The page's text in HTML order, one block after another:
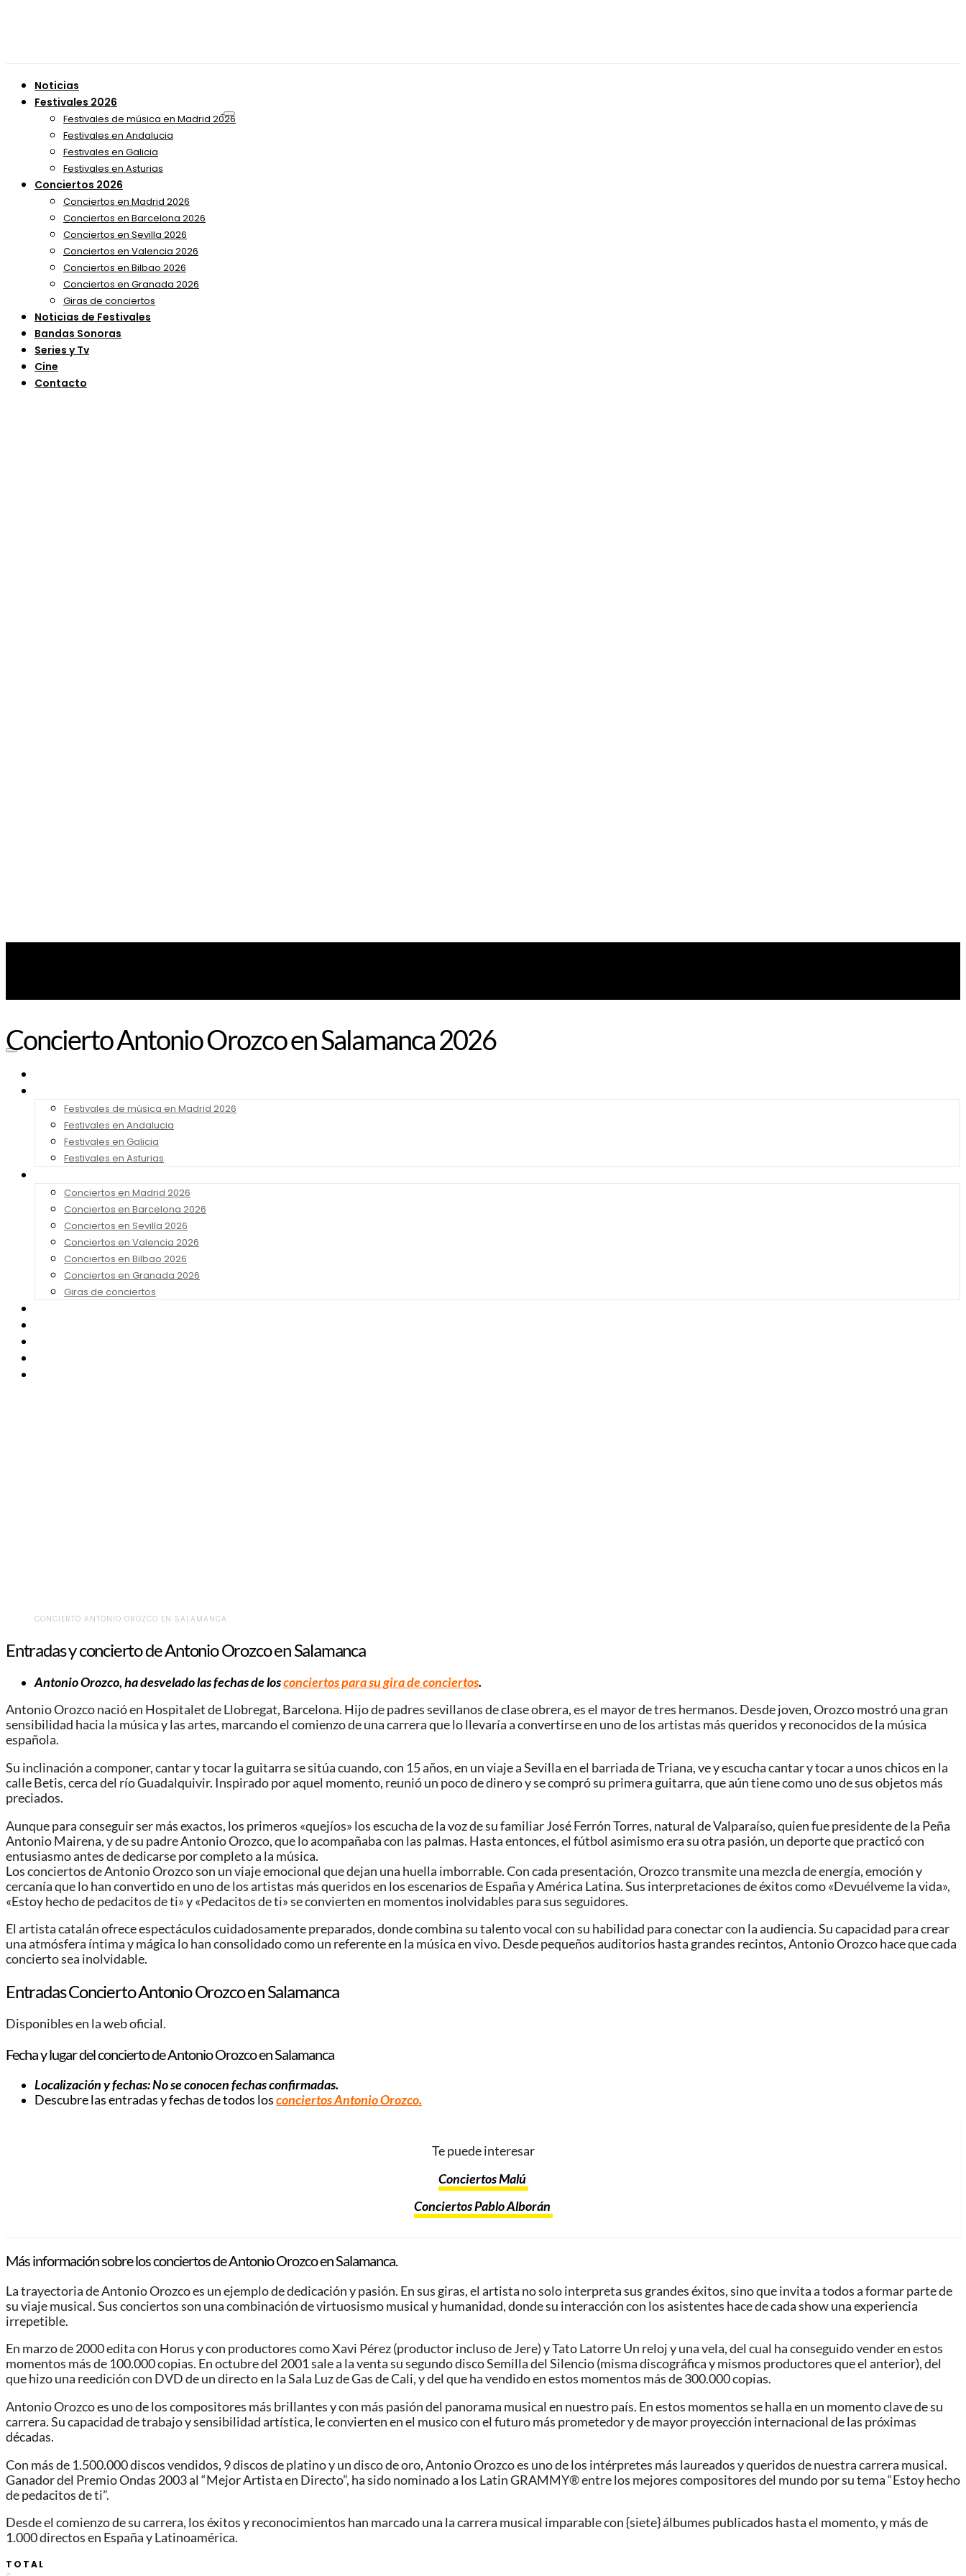
Noticias
Festivales 2026
Festivales de música en Madrid 2026
Festivales en Andalucia
Festivales en Galicia
Festivales en Asturias
Conciertos 2026
Conciertos en Madrid 2026
Conciertos en Barcelona 2026
Conciertos en Sevilla 2026
Conciertos en Valencia 2026
Conciertos en Bilbao 2026
Conciertos en Granada 2026
Giras de conciertos
Noticias de Festivales
Bandas Sonoras
Series y Tv
Cine
Contacto
Festivales de música en Madrid 2026
Festivales en Andalucia
Festivales en Galicia
Festivales en Asturias
Conciertos en Madrid 2026
Conciertos en Barcelona 2026
Conciertos en Sevilla 2026
Conciertos en Valencia 2026
Conciertos en Bilbao 2026
Conciertos en Granada 2026
Giras de conciertos
Concierto Antonio Orozco en Salamanca 2026
CONCIERTO ANTONIO OROZCO EN SALAMANCA
Entradas y concierto de Antonio Orozco en Salamanca
Antonio Orozco, ha desvelado las fechas de losconciertos para su gira de conciertos.
Antonio Orozco nació en Hospitalet de Llobregat, Barcelona. Hijo de padres sevillanos de clase obrera, es el mayor de tres hermanos. Desde joven, Orozco mostró una gran
sensibilidad hacia la música y las artes, marcando el comienzo de una carrera que lo llevaría a convertirse en uno de los artistas más queridos y reconocidos de la música
española.
Su inclinación a componer, cantar y tocar la guitarra se sitúa cuando, con 15 años, en un viaje a Sevilla en el barriada de Triana, ve y escucha cantar y tocar a unos chicos en la
calle Betis, cerca del río Guadalquivir. Inspirado por aquel momento, reunió un poco de dinero y se compró su primera guitarra, que aún tiene como uno de sus objetos más
preciados.
Aunque para conseguir ser más exactos, los primeros «quejíos» los escucha de la voz de su familiar José Ferrón Torres, natural de Valparaíso, quien fue presidente de la Peña
Antonio Mairena, y de su padre Antonio Orozco, que lo acompañaba con las palmas. Hasta entonces, el fútbol asimismo era su otra pasión, un deporte que practicó con
entusiasmo antes de dedicarse por completo a la música.
Los conciertos de Antonio Orozco son un viaje emocional que dejan una huella imborrable. Con cada presentación, Orozco transmite una mezcla de energía, emoción y
cercanía que lo han convertido en uno de los artistas más queridos en los escenarios de España y América Latina. Sus interpretaciones de éxitos como «Devuélveme la vida»,
«Estoy hecho de pedacitos de ti» y «Pedacitos de ti» se convierten en momentos inolvidables para sus seguidores.
El artista catalán ofrece espectáculos cuidadosamente preparados, donde combina su talento vocal con su habilidad para conectar con la audiencia. Su capacidad para crear
una atmósfera íntima y mágica lo han consolidado como un referente en la música en vivo. Desde pequeños auditorios hasta grandes recintos, Antonio Orozco hace que cada
concierto sea inolvidable.
Entradas Concierto Antonio Orozco en Salamanca
Disponibles en la web oficial.
Fecha y lugar del concierto de Antonio Orozco en Salamanca
Localización y fechas: No se conocen fechas confirmadas.
Descubre las entradas y fechas de todos losconciertos Antonio Orozco.
Te puede interesar
Conciertos Malú
Conciertos Pablo Alborán
Más información sobre los conciertos de Antonio Orozco en Salamanca.
La trayectoria de Antonio Orozco es un ejemplo de dedicación y pasión. En sus giras, el artista no solo interpreta sus grandes éxitos, sino que invita a todos a formar parte de
su viaje musical. Sus conciertos son una combinación de virtuosismo musical y humanidad, donde su interacción con los asistentes hace de cada show una experiencia
irrepetible.
En marzo de 2000 edita con Horus y con productores como Xavi Pérez (productor incluso de Jere) y Tato Latorre Un reloj y una vela, del cual ha conseguido vender en estos
momentos más de 100.000 copias. En octubre del 2001 sale a la venta su segundo disco Semilla del Silencio (misma discográfica y mismos productores que el anterior), del
que hizo una reedición con DVD de un directo en la Sala Luz de Gas de Cali, y del que ha vendido en estos momentos más de 300.000 copias.
Antonio Orozco es uno de los compositores más brillantes y con más pasión del panorama musical en nuestro país. En estos momentos se halla en un momento clave de su
carrera. Su capacidad de trabajo y sensibilidad artística, le convierten en el musico con el futuro más prometedor y de mayor proyección internacional de las próximas
décadas.
Con más de 1.500.000 discos vendidos, 9 discos de platino y un disco de oro, Antonio Orozco es uno de los intérpretes más laureados y queridos de nuestra carrera musical.
Ganador del Premio Ondas 2003 al “Mejor Artista en Directo”, ha sido nominado a los Latin GRAMMY® entre los mejores compositores del mundo por su tema “Estoy hecho
de pedacitos de ti”.
Desde el comienzo de su carrera, los éxitos y reconocimientos han marcado una la carrera musical imparable con {siete} álbumes publicados hasta el momento, y más de
1.000 directos en España y Latinoamérica.
TOTAL